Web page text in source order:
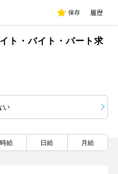
保存 履歴
ト・バイト・パート求
い
時給 日給 月給